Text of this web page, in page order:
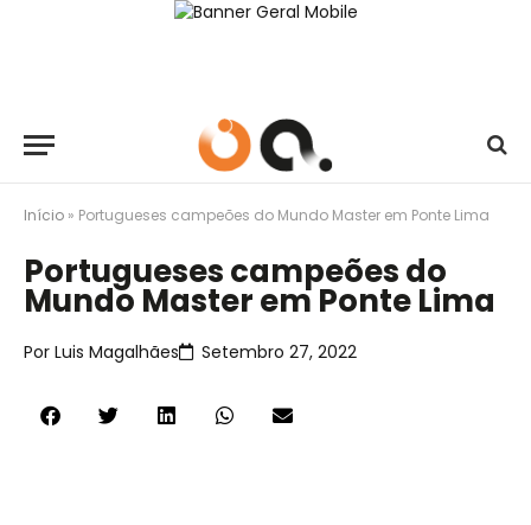
Início » Portugueses campeões do Mundo Master em Ponte Lima
Portugueses campeões do
Mundo Master em Ponte Lima
Por Luis Magalhães Setembro 27, 2022